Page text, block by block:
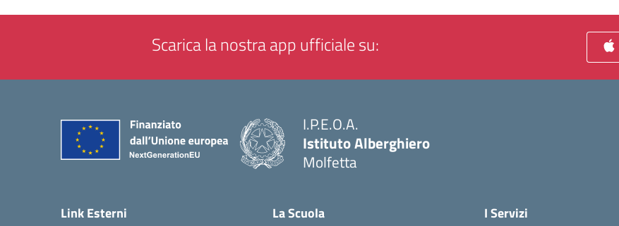
Scarica la nostra app ufficiale su:
I.P.E.O.A.
Istituto Alberghiero
Molfetta
Link Esterni La Scuola I Servizi